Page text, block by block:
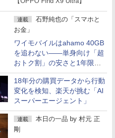
連載
石野純也の「スマホと
お金」
ワイモバイルはahamo 40GB
を追わない――単身向け「超
おトク割」の安さと1年限定
の注意点
18年分の購買データから行動
変化を検知、楽天が挑む「AI
スーパーエージェント」
連載 本日の一品 by 村元 正
剛